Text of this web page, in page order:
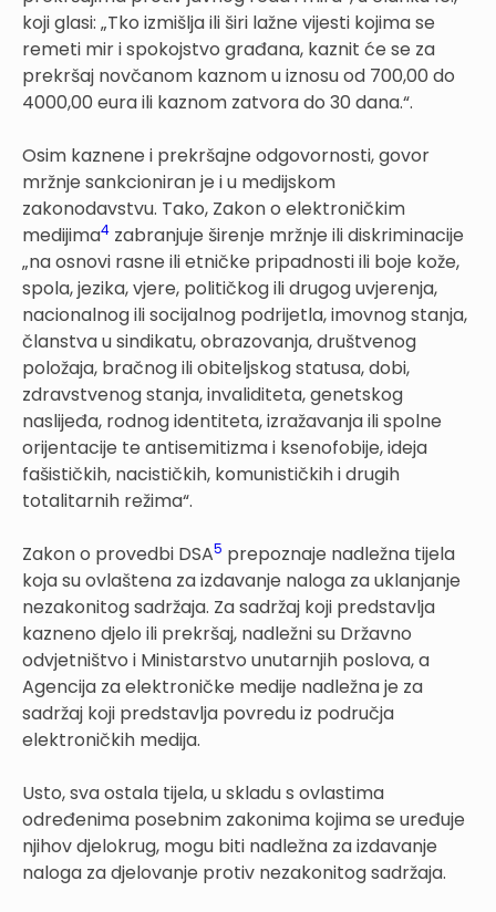
koji glasi: „Tko izmišlja ili širi lažne vijesti kojima se
remeti mir i spokojstvo građana, kaznit će se za
prekršaj novčanom kaznom u iznosu od 700,00 do
4000,00 eura ili kaznom zatvora do 30 dana.“.
Osim kaznene i prekršajne odgovornosti, govor
mržnje sankcioniran je i u medijskom
zakonodavstvu. Tako, Zakon o elektroničkim
medijima4 zabranjuje širenje mržnje ili diskriminacije
„na osnovi rasne ili etničke pripadnosti ili boje kože,
spola, jezika, vjere, političkog ili drugog uvjerenja,
nacionalnog ili socijalnog podrijetla, imovnog stanja,
članstva u sindikatu, obrazovanja, društvenog
položaja, bračnog ili obiteljskog statusa, dobi,
zdravstvenog stanja, invaliditeta, genetskog
naslijeđa, rodnog identiteta, izražavanja ili spolne
orijentacije te antisemitizma i ksenofobije, ideja
fašističkih, nacističkih, komunističkih i drugih
totalitarnih režima“.
Zakon o provedbi DSA5 prepoznaje nadležna tijela
koja su ovlaštena za izdavanje naloga za uklanjanje
nezakonitog sadržaja. Za sadržaj koji predstavlja
kazneno djelo ili prekršaj, nadležni su Državno
odvjetništvo i Ministarstvo unutarnjih poslova, a
Agencija za elektroničke medije nadležna je za
sadržaj koji predstavlja povredu iz područja
elektroničkih medija.
Usto, sva ostala tijela, u skladu s ovlastima
određenima posebnim zakonima kojima se uređuje
njihov djelokrug, mogu biti nadležna za izdavanje
naloga za djelovanje protiv nezakonitog sadržaja.